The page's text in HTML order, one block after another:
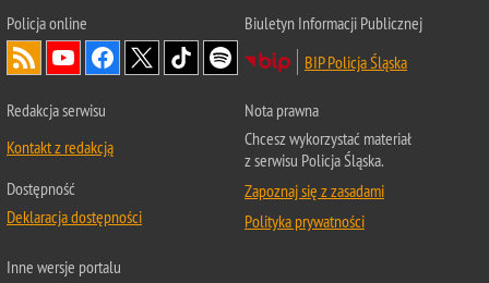
Policja online
Biuletyn Informacji Publicznej
BIP Policja Śląska
Redakcja serwisu
Kontakt z redakcją
Dostępność
Deklaracja dostępności
Nota prawna
Chcesz wykorzystać materiał
z serwisu Policja Śląska.
Zapoznaj się z zasadami
Polityka prywatności
Inne wersje portalu